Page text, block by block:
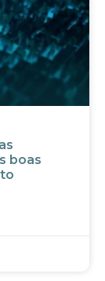
boas